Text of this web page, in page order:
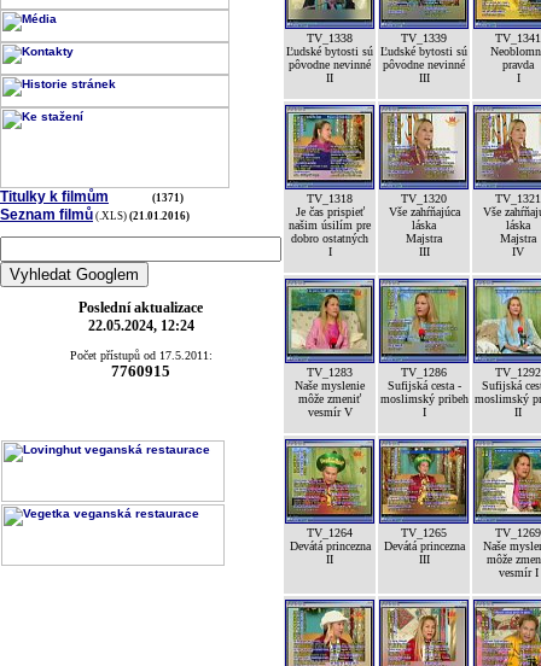
Titulky k filmům (1371)
Seznam filmů (.XLS) (21.01.2016)
Poslední aktualizace
22.05.2024, 12:24
Počet přístupů od 17.5.2011:
7760915
TV_1338
Ľudské bytosti sú
pôvodne nevinné
II
TV_1339
Ľudské bytosti sú
pôvodne nevinné
III
TV_1341
pravda
I
TV_1318
Je čas prispieť
našim úsilím pre
dobro ostatných
I
TV_1320
Vše zahŕňajúca
láska
Majstra
III
TV_1321
Vše
láska
Majstra
IV
TV_1283
Naše myslenie
môže zmeniť
vesmír V
TV_1286
Sufijská cesta -
moslimský pribeh
I
TV_1292
Sufijská
moslimský
II
TV_1264
Devátá princezna
II
TV_1265
Devátá princezna
III
TV_1269
Naše
môže
vesmír I